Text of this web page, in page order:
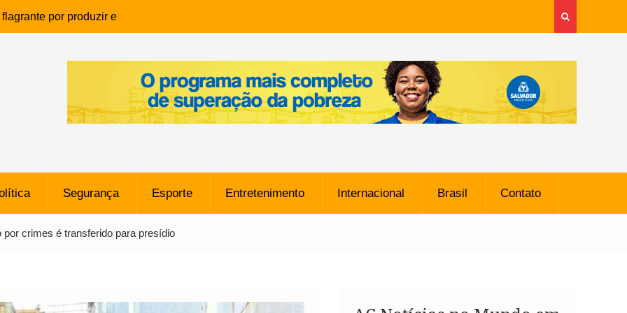
por produzir e
infantil em Eunápolis
morreu após ataque
sem restrições e pode
o Vasco
SpaceX Colide com a Lua
Afirma a Nasa
Segurança Esporte Entretenimento Internacional Brasil Contato
crimes é transferido para presídio